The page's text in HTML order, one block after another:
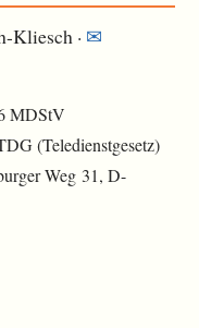
Kliesch · ✉︎
MDStV
(Teledienstgesetz)
Weg 31, D-